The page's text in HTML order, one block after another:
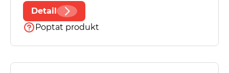
Detail
Poptat produkt